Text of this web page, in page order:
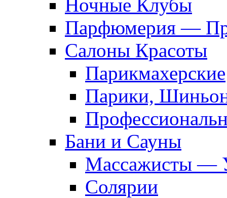
Ночные Клубы
Парфюмерия —
Салоны Красоты
Парикмахерские
Парики,
Бани и Сауны
Массажисты —
Солярии